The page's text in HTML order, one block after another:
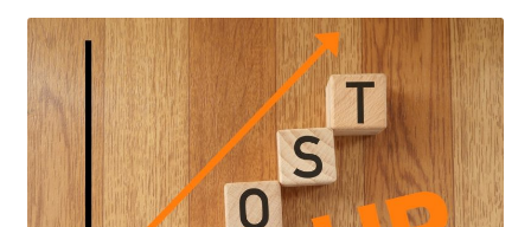
専門家一覧
ダウンロード
会員登録